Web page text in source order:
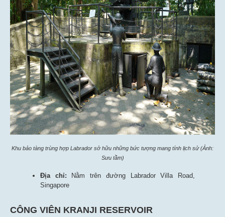
Khu bảo tàng trùng hợp Labrador sở hữu những bức tượng mang tính lịch sử (Ảnh:
Sưu tầm)
Địa chỉ:
Nằm trên đường Labrador Villa Road,
Singapore
CÔNG VIÊN KRANJI RESERVOIR